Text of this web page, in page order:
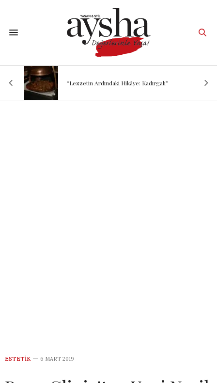
“Lezzetin Ardındaki Hikâye: Kadırgalı”
ESTETIK 6 MART 2019